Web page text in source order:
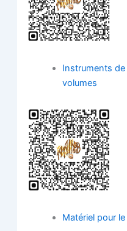
Ins­tru­ments
volumes
Maté­riel pour